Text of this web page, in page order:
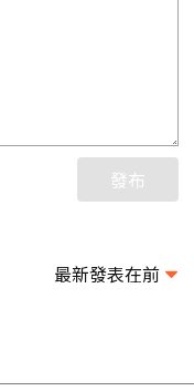
發布
最新發表在前